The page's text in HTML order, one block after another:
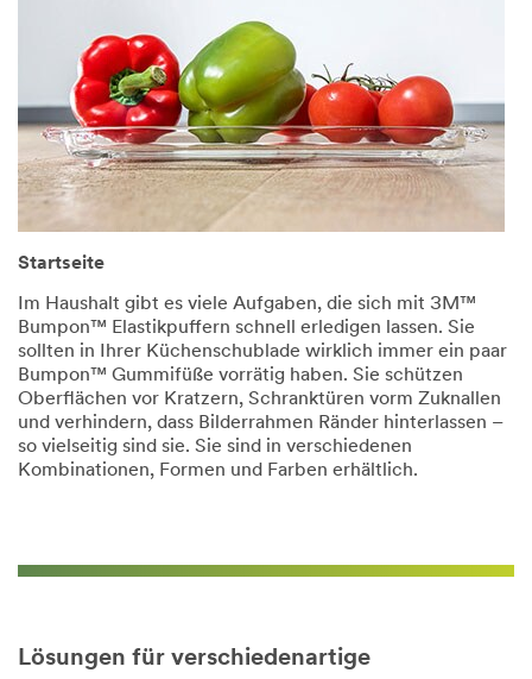
Startseite
Im Haushalt gibt es viele Aufgaben, die sich mit 3M™
Bumpon™ Elastikpuffern schnell erledigen lassen. Sie
sollten in Ihrer Küchenschublade wirklich immer ein paar
Bumpon™ Gummifüße vorrätig haben. Sie schützen
Oberflächen vor Kratzern, Schranktüren vorm Zuknallen
und verhindern, dass Bilderrahmen Ränder hinterlassen –
so vielseitig sind sie. Sie sind in verschiedenen
Kombinationen, Formen und Farben erhältlich.
Lösungen für verschiedenartige